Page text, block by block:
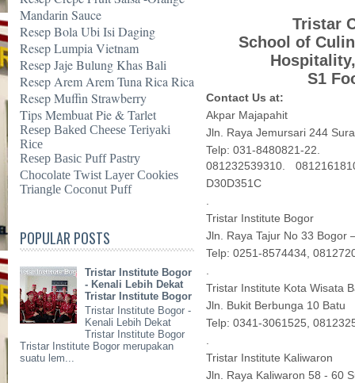
Mandarin Sauce
Resep Bola Ubi Isi Daging
Resep Lumpia Vietnam
Resep Jaje Bulung Khas Bali
Resep Arem Arem Tuna Rica Rica
Resep Muffin Strawberry
Tips Membuat Pie & Tarlet
Resep Baked Cheese Teriyaki
Rice
Resep Basic Puff Pastry
Chocolate Twist Layer Cookies
Triangle Coconut Puff
POPULAR POSTS
Tristar Institute Bogor
- Kenali Lebih Dekat
Tristar Institute Bogor
Tristar Institute Bogor -
Kenali Lebih Dekat
Tristar Institute Bogor
Tristar Institute Bogor merupakan
suatu lem...
Tristar
School of
S1
Contact Us at:
Akpar Majapahit
Jln. Raya Jemursari 244
Telp: 031-8480821-22.
081232539310.
D30D351C
.
Tristar Institute Bogor
Jln. Raya Tajur No 33 Bogor
Telp: 0251-8574434,
.
Tristar Institute Kota Wisata
Jln. Bukit Berbunga 10 Batu
Telp: 0341-3061525,
.
Tristar Institute Kaliwaron
Jln. Raya Kaliwaron 58 - 60